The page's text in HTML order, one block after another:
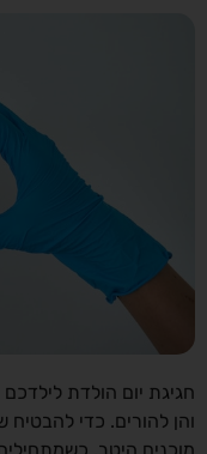
חגיגת יום הולדת לילדכם
והן להורים. כדי